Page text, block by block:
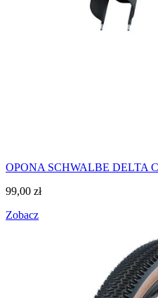
OPONA SCHWALBE DELTA
99,00 zł
Zobacz